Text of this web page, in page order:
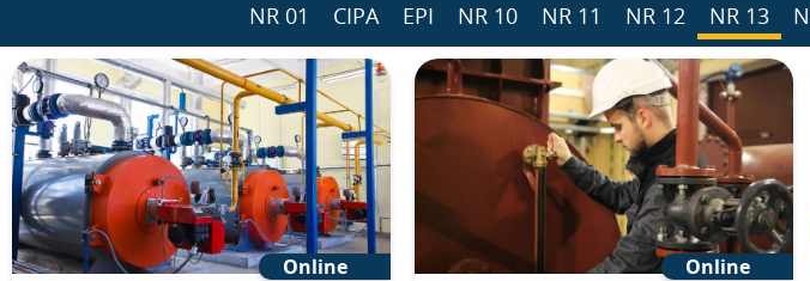
NR 01 CIPA EPI NR 10 NR 11 NR 12 NR 13
Online Online